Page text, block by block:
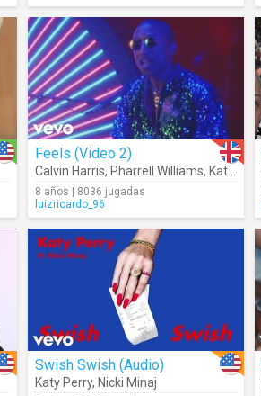
Feels (Video 2)
Calvin Harris, Pharrell Williams, Katy Perry
8 años | 8036 jugadas
luizricardo_96
Swish Swish (Audio)
Katy Perry, Nicki Minaj